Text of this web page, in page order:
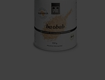
Verwendung unserer
soziale Medien, Werbung
Partner führen diese
weiteren Daten
haben oder die sie im